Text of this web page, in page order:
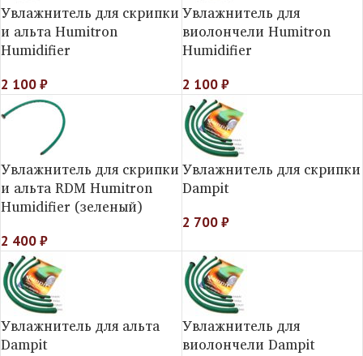
Увлажнитель для скрипки
и альта Humitron
Humidifier
2 100₽
Увлажнитель для
виолончели Humitron
Humidifier
2 100₽
Увлажнитель для скрипки
и альта RDM Humitron
Humidifier (зеленый)
2 400₽
Увлажнитель для скрипки
Dampit
2 700₽
Увлажнитель для альта
Dampit
Увлажнитель для
виолончели Dampit